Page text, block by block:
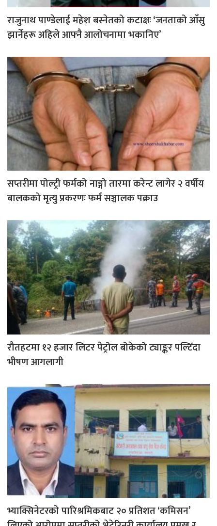
राजुनाथ पाण्डेलाई महेश बस्नेतको कटाक्षः ‘जनताको आँसु
झार्नेहरू अहिले आफ्नै आलोचनामा भकानिए’
सप्तरीमा पोल्ट्री फर्मको नाङ्गो तारमा करेन्ट लागेर २ वर्षीय
बालकको मृत्यु प्रकरणः फर्म सञ्चालक पक्राउ
रौतहटमा १२ हजार लिटर पेट्रोल बोकेको ट्याङ्कर पल्टिँदा
भीषण आगलागी
भ्याक्सिनेटरको पारिश्रमिकबाट २० प्रतिशत ‘कमिसन’